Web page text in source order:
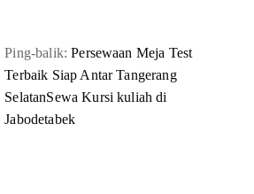
Ping-balik:Persewaan Meja Test
Terbaik Siap Antar Tangerang
SelatanSewa Kursi kuliah di
Jabodetabek